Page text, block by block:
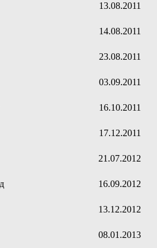
13.08.2011
14.08.2011
23.08.2011
03.09.2011
16.10.2011
17.12.2011
21.07.2012
16.09.2012
13.12.2012
08.01.2013